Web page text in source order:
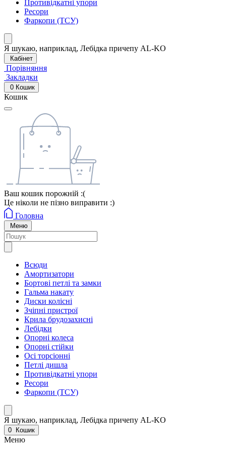
Противідкатні упори
Ресори
Фаркопи (ТСУ)
Я шукаю, наприклад, Лебідка причепу AL-KO
Кабінет
Порівняння
Закладки
0 Кошик
Кошик
Ваш кошик порожній :(
Це ніколи не пізно виправити :)
Головна
Меню
Всюди
Амортизатори
Бортові петлі та замки
Гальма накату
Диски колісні
Зчіпні пристрої
Крила брудозахисні
Лебідки
Опорні колеса
Опорні стійки
Осі торсіонні
Петлі дишла
Противідкатні упори
Ресори
Фаркопи (ТСУ)
Я шукаю, наприклад, Лебідка причепу AL-KO
0 Кошик
Меню